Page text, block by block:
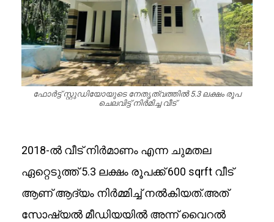
ഫോർട്ട് സ്റ്റുഡിയോയുടെ നേതൃത്വത്തിൽ 5.3 ലക്ഷം രൂപ
ചെലവിട്ട് നിർമിച്ച വീട്
2018-ൽ വീട് നിര്‍മാണം എന്ന ചുമതല
ഏറ്റെടുത്ത് 5.3 ലക്ഷം രൂപക്ക് 600 sqrft വീട്
ആണ് ആദ്യം നിർമ്മിച്ച് നൽകിയത്.അത്
സോഷ്യൽ മീഡിയയിൽ അന്ന് വൈറൽ